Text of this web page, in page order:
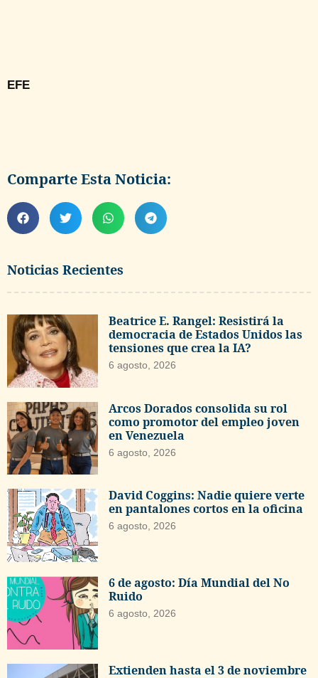
Noticias Recientes
Beatrice E. Rangel: Resistirá la
democracia de Estados Unidos las
tensiones que crea la IA?
6 agosto, 2026
Arcos Dorados consolida su rol
como promotor del empleo joven
en Venezuela
6 agosto, 2026
David Coggins: Nadie quiere verte
en pantalones cortos en la oficina
6 agosto, 2026
6 de agosto: Día Mundial del No
Ruido
6 agosto, 2026
Extienden hasta el 3 de noviembre
EFE
Comparte Esta Noticia: